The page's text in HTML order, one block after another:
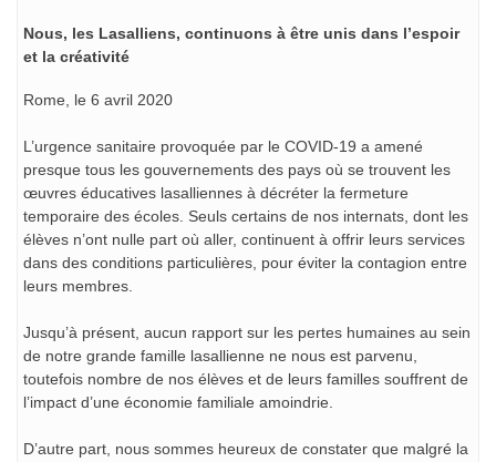
Nous, les Lasalliens, continuons à être unis dans l’espoir
et la créativité
Rome, le 6 avril 2020
L’urgence sanitaire provoquée par le COVID-19 a amené
presque tous les gouvernements des pays où se trouvent les
œuvres éducatives lasalliennes à décréter la fermeture
temporaire des écoles. Seuls certains de nos internats, dont les
élèves n’ont nulle part où aller, continuent à offrir leurs services
dans des conditions particulières, pour éviter la contagion entre
leurs membres.
Jusqu’à présent, aucun rapport sur les pertes humaines au sein
de notre grande famille lasallienne ne nous est parvenu,
toutefois nombre de nos élèves et de leurs familles souffrent de
l’impact d’une économie familiale amoindrie.
D’autre part, nous sommes heureux de constater que malgré la